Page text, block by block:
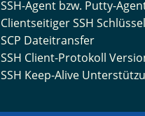
SSH-Agent bzw. Putty-
Clientseitiger SSH
SCP Dateitransfer
SSH Client-Protokoll
SSH Keep-Alive